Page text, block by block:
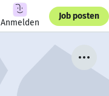
Anmelden
Job posten